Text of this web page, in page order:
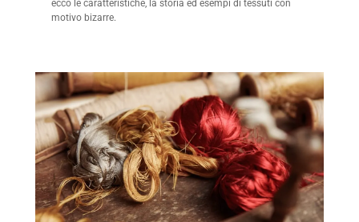
ecco le caratteristiche, la storia ed esempi di tessuti con
motivo bizarre.